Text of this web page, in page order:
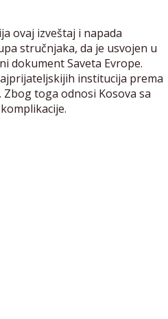
ovaj izveštaj i napada
stručnjaka, da je usvojen u
dokument Saveta Evrope.
institucija prema
toga odnosi Kosova sa